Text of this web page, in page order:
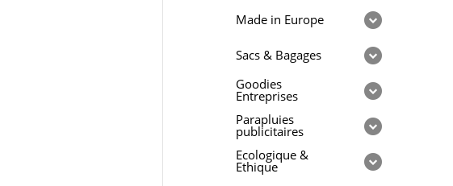
Made in Europe
Sacs & Bagages
Goodies
Entreprises
Parapluies
publicitaires
Ecologique &
Ethique